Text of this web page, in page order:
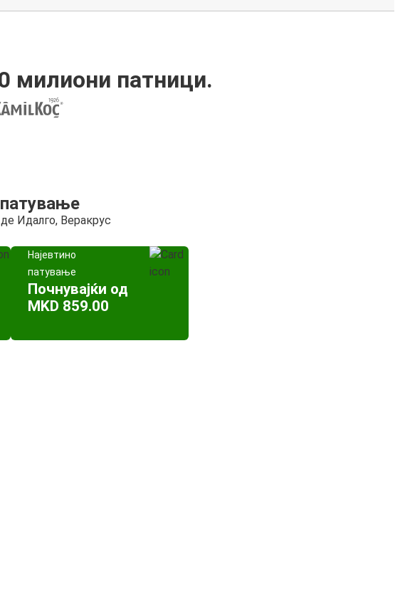
милиони патници.
Идалго, Веракрус
Најевтино
патување
Почнувајќи од
MKD 859.00